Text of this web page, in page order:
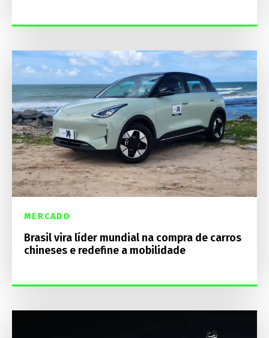
MERCADO
Brasil vira líder mundial na compra de carros
chineses e redefine a mobilidade